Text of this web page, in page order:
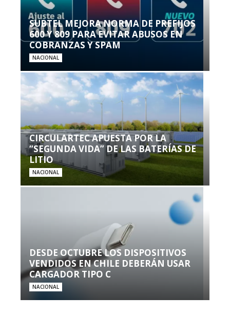
SUBTEL MEJORA NORMA DE PREFIJOS
600 Y 809 PARA EVITAR ABUSOS EN
COBRANZAS Y SPAM
NACIONAL
CIRCULARTEC APUESTA POR LA
“SEGUNDA VIDA” DE LAS BATERÍAS DE
LITIO
NACIONAL
DESDE OCTUBRE LOS DISPOSITIVOS
VENDIDOS EN CHILE DEBERÁN USAR
CARGADOR TIPO C
NACIONAL